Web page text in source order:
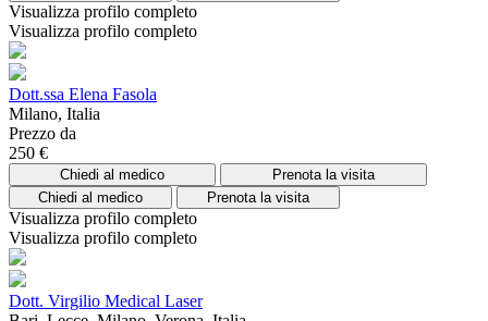
Visualizza profilo completo
Visualizza profilo completo
Dott.ssa Elena Fasola
Milano, Italia
Prezzo da
250 €
Chiedi al medico
Prenota la visita
Chiedi al medico
Prenota la visita
Visualizza profilo completo
Visualizza profilo completo
Dott. Virgilio Medical Laser